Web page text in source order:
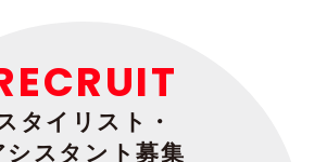
タイリスト・
シスタント募集